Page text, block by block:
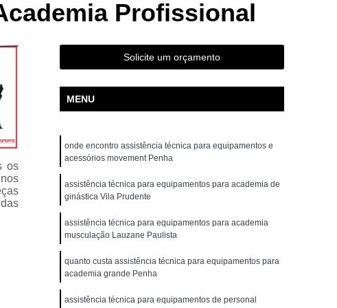
Movement Rt230
Bicicleta Movement Tour
Crossover Multifuncional
Academia
Aparelho de Ginástica Elíptico Gt e
Elíptico Lx e
Movement E2
Elíptico Movement Gte
Elíptico Profissional Movement
para Academia de Musculação
e Acessórios para Academia
para Academia de Ginástica
para Academia Halteres
para Academia para Coordenador
Profissional
os
Solicite um orçamento
MENU
onde encontro assistência técnica para equipamentos e
acessórios movement Penha
assistência técnica para equipamentos para academia de
ginástica Vila Prudente
assistência técnica para equipamentos para academia
musculação Lauzane Paulista
quanto custa assistência técnica para equipamentos para
academia grande Penha
assistência técnica para equipamentos de personal